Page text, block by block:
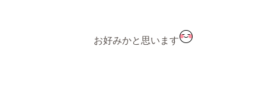
お好みかと思います